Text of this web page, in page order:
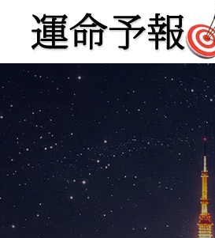
運命予報占い
運命予報占いとは